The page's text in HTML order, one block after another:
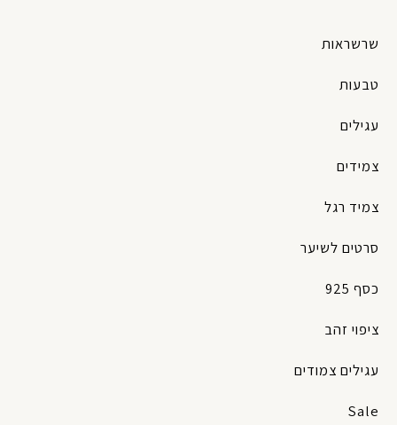
שרשראות
טבעות
עגילים
צמידים
צמיד רגל
סרטים לשיער
כסף 925
ציפוי זהב
עגילים צמודים
Sale